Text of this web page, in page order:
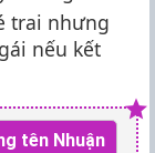
trai nhưng
nếu kết
tên Nhuận